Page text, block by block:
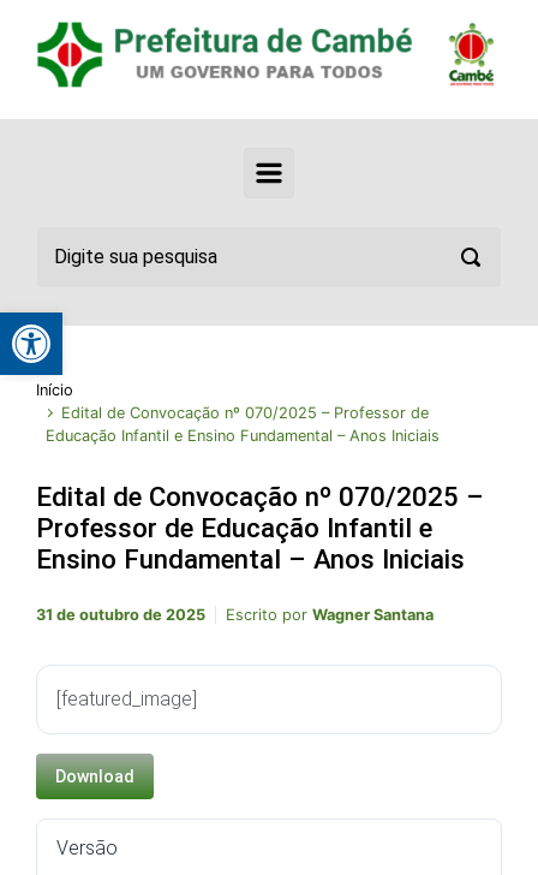
Início
Edital de Convocação nº 070/2025 – Professor de
Educação Infantil e Ensino Fundamental – Anos Iniciais
Edital de Convocação nº 070/2025 –
Professor de Educação Infantil e
Ensino Fundamental – Anos Iniciais
31 de outubro de 2025 Escrito por Wagner Santana
[featured_image]
Download
Versão
Abrir a barra de ferramentas